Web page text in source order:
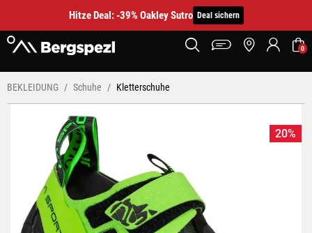
Hitze Deal: -39% Oakley Sutro Deal sichern
0
BEKLEIDUNG Schuhe Kletterschuhe
20%